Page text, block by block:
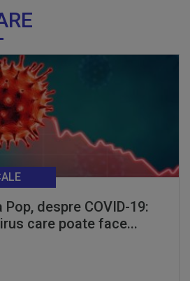
despre COVID-19:
care poate face...